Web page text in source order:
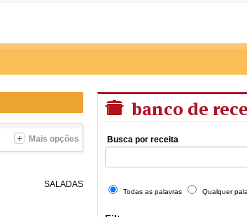
Mais opções
SALADAS
banco de
Busca por receita
Todas as palavras Qualquer